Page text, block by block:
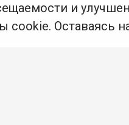
и
cookie. Оставаясь